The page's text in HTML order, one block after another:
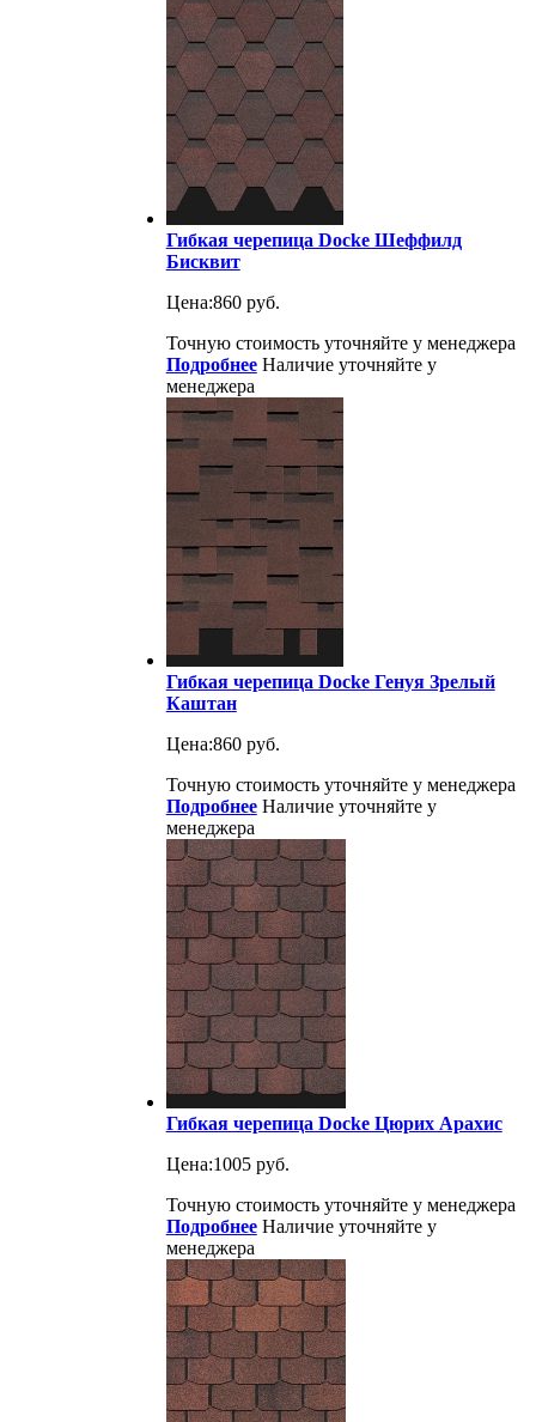
Гибкая черепица Docke Шеффилд
Бисквит
Цена:860 руб.
Точную стоимость уточняйте у менеджера
Подробнее Наличие уточняйте у
менеджера
Гибкая черепица Docke Генуя Зрелый
Каштан
Цена:860 руб.
Точную стоимость уточняйте у менеджера
Подробнее Наличие уточняйте у
менеджера
Гибкая черепица Docke Цюрих Арахис
Цена:1005 руб.
Точную стоимость уточняйте у менеджера
Подробнее Наличие уточняйте у
менеджера